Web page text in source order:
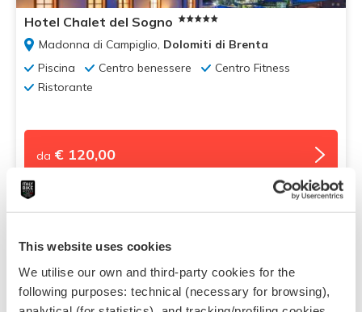
This website uses cookies
We utilise our own and third-party cookies for the
following purposes: technical (necessary for browsing),
Hotel Chalet del Sogno
Madonna di Campiglio, Dolomiti di Brenta
Piscina
Centro benessere
Centro Fitness
Ristorante
da € 120,00